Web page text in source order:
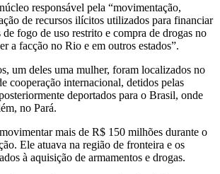
responsável pela “movimentação,
de recursos ilícitos utilizados para financiar
de fogo de uso restrito e compra de drogas no
a facção no Rio e em outros estados”.
um deles uma mulher, foram localizados no
cooperação internacional, detidos pelas
deportados para o Brasil, onde
no Pará.
mais de R$ 150 milhões durante o
Ele atuava na região de fronteira e os
à aquisição de armamentos e drogas.